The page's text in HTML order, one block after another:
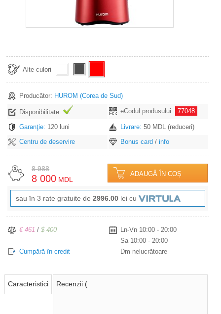
Alte culori
Producător: HUROM(Corea de Sud)
Disponibilitate: eCodul produsului: 77048
Garanţie: 120 luni Livrare:50 MDL (reduceri)
Centru de deservire
Bonus card/info
8 988
8 000 MDL
ADAUGĂ ÎN COȘ
sau în 3 rate gratuite de2996.00 lei cu
€ 461/$ 400
Cumpără în credit
Ln-Vn 10:00 - 20:00
Sa 10:00 - 20:00
Dm nelucrătoare
Caracteristici Recenzii (